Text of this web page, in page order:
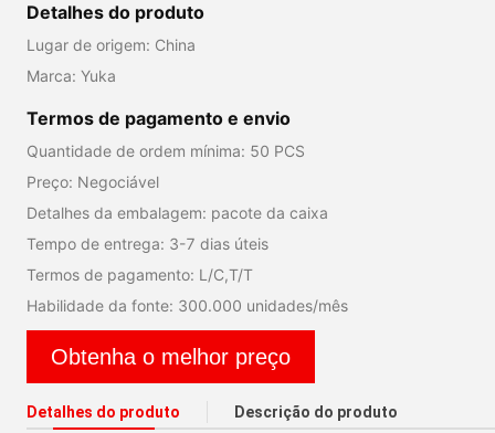
Detalhes do produto
Lugar de origem: China
Marca: Yuka
Termos de pagamento e envio
Quantidade de ordem mínima: 50 PCS
Preço: Negociável
Detalhes da embalagem: pacote da caixa
Tempo de entrega: 3-7 dias úteis
Termos de pagamento: L/C,T/T
Habilidade da fonte: 300.000 unidades/mês
Obtenha o melhor preço
Detalhes do produto Descrição do produto